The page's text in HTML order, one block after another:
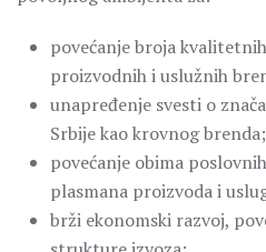
povećanje broja
proizvodnih i uslužnih
unapređenje svesti o
Srbije kao krovnog brenda;
povećanje obima
plasmana proizvoda i
brži ekonomski razvoj,